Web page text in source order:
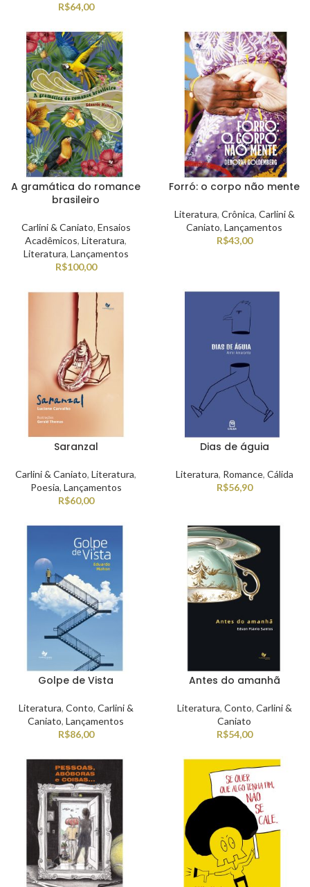
R$64,00
A gramática do romance
brasileiro
Carlini & Caniato, Ensaios
Acadêmicos, Literatura,
Literatura, Lançamentos
R$100,00
Forró: o corpo não mente
Literatura, Crônica, Carlini &
Caniato, Lançamentos
R$43,00
Saranzal
Carlini & Caniato, Literatura,
Poesia, Lançamentos
R$60,00
Dias de águia
Literatura, Romance, Cálida
R$56,90
Golpe de Vista
Literatura, Conto, Carlini &
Caniato, Lançamentos
R$86,00
Antes do amanhã
Literatura, Conto, Carlini &
Caniato
R$54,00